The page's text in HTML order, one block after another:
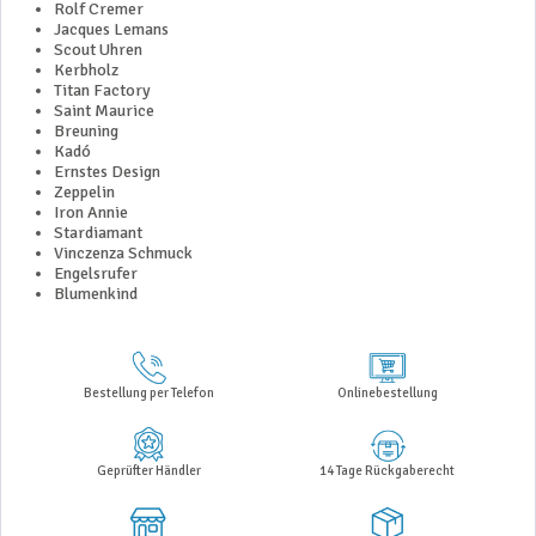
Rolf Cremer
Jacques Lemans
Scout Uhren
Kerbholz
Titan Factory
Saint Maurice
Breuning
Kadó
Ernstes Design
Zeppelin
Iron Annie
Stardiamant
Vinczenza Schmuck
Engelsrufer
Blumenkind
Bestellung per Telefon Onlinebestellung
Geprüfter Händler 14 Tage Rückgaberecht